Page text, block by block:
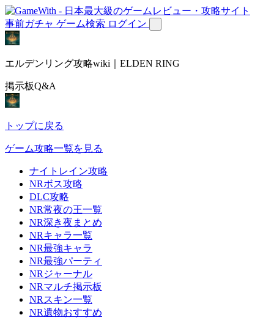
事前ガチャ ゲーム検索 ログイン
エルデンリング攻略wiki｜ELDEN RING
掲示板Q&A
トップに戻る
ゲーム攻略一覧を見る
ナイトレイン攻略
NRボス攻略
DLC攻略
NR常夜の王一覧
NR深き夜まとめ
NRキャラ一覧
NR最強キャラ
NR最強パーティ
NRジャーナル
NRマルチ掲示板
NRスキン一覧
NR遺物おすすめ